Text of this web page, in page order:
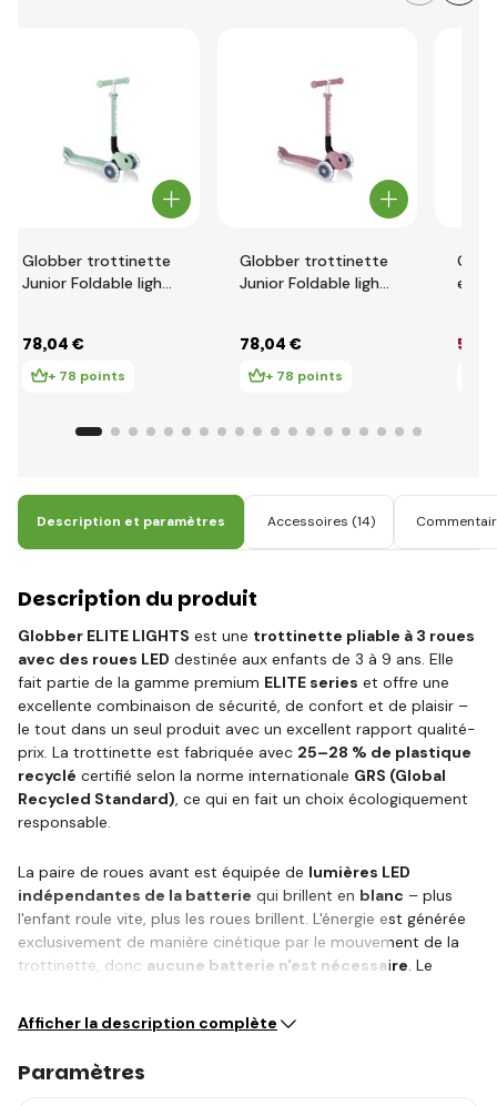
Globber trottinette
Junior Foldable lights
78,04 €
+ 78 points
Globber trottinette
Junior Foldable lights
78,04 €
+ 78 points
Bleu
58
Description et paramètres Accessoires (14)
Description du produit
Globber ELITE LIGHTS est une trottinette pliable à 3 roues
avec des roues LED destinée aux enfants de 3 à 9 ans. Elle
fait partie de la gamme premium ELITE series et offre une
excellente combinaison de sécurité, de confort et de plaisir –
le tout dans un seul produit avec un excellent rapport qualité-
prix. La trottinette est fabriquée avec 25–28 % de plastique
recyclé certifié selon la norme internationale GRS (Global
Recycled Standard), ce qui en fait un choix écologiquement
responsable.
La paire de roues avant est équipée de lumières LED
indépendantes de la batterie qui brillent en blanc – plus
l'enfant roule vite, plus les roues brillent. L'énergie est générée
exclusivement de manière cinétique par le mouvement de la
trottinette, donc aucune batterie n'est nécessaire. Le
Afficher la description complète
Paramètres